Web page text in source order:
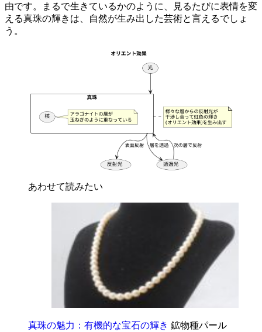
由です。まるで生きているかのように、見るたびに表情を変
える真珠の輝きは、自然が生み出した芸術と言えるでしょ
う。
あわせて読みたい
真珠の魅力：有機的な宝石の輝き 鉱物種パール